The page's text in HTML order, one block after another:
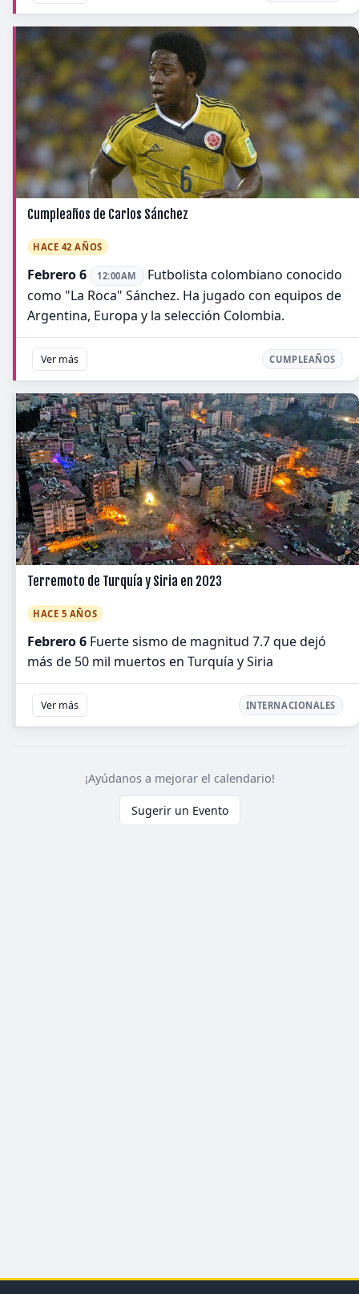
Cumpleaños de Carlos Sánchez
HACE 42 AÑOS
Febrero 6 12:00AM
Futbolista colombiano conocido
como "La Roca" Sánchez. Ha jugado con equipos de
Argentina, Europa y la selección Colombia.
Ver más CUMPLEAÑOS
Terremoto de Turquía y Siria en 2023
HACE 5 AÑOS
Febrero 6 Fuerte sismo de magnitud 7.7 que dejó
más de 50 mil muertos en Turquía y Siria
Ver más INTERNACIONALES
¡Ayúdanos a mejorar el calendario!
Sugerir un Evento